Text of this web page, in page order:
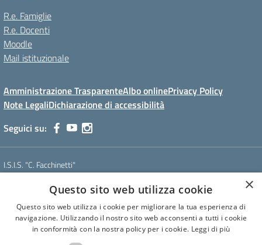
R.e. Famiglie
R.e. Docenti
Moodle
Mail istituzionale
Amministrazione TrasparenteAlbo onlinePrivacy Policy
Note LegaliDichiarazione di accessibilità
Seguici su:
I.S.I.S. "C. Facchinetti"
Tel. 0331 635718 - E-mail: vais01900e@istruzione.it - Pec:
vais01900e@pec.istruzione.it
Codice meccanografico: VAIS01900E
Codice Fiscale: 81009250127
×
Questo sito web utilizza cookie
Questo sito web utilizza i cookie per migliorare la tua esperienza di
navigazione. Utilizzando il nostro sito web acconsenti a tutti i cookie
in conformità con la nostra policy per i cookie. Leggi di più